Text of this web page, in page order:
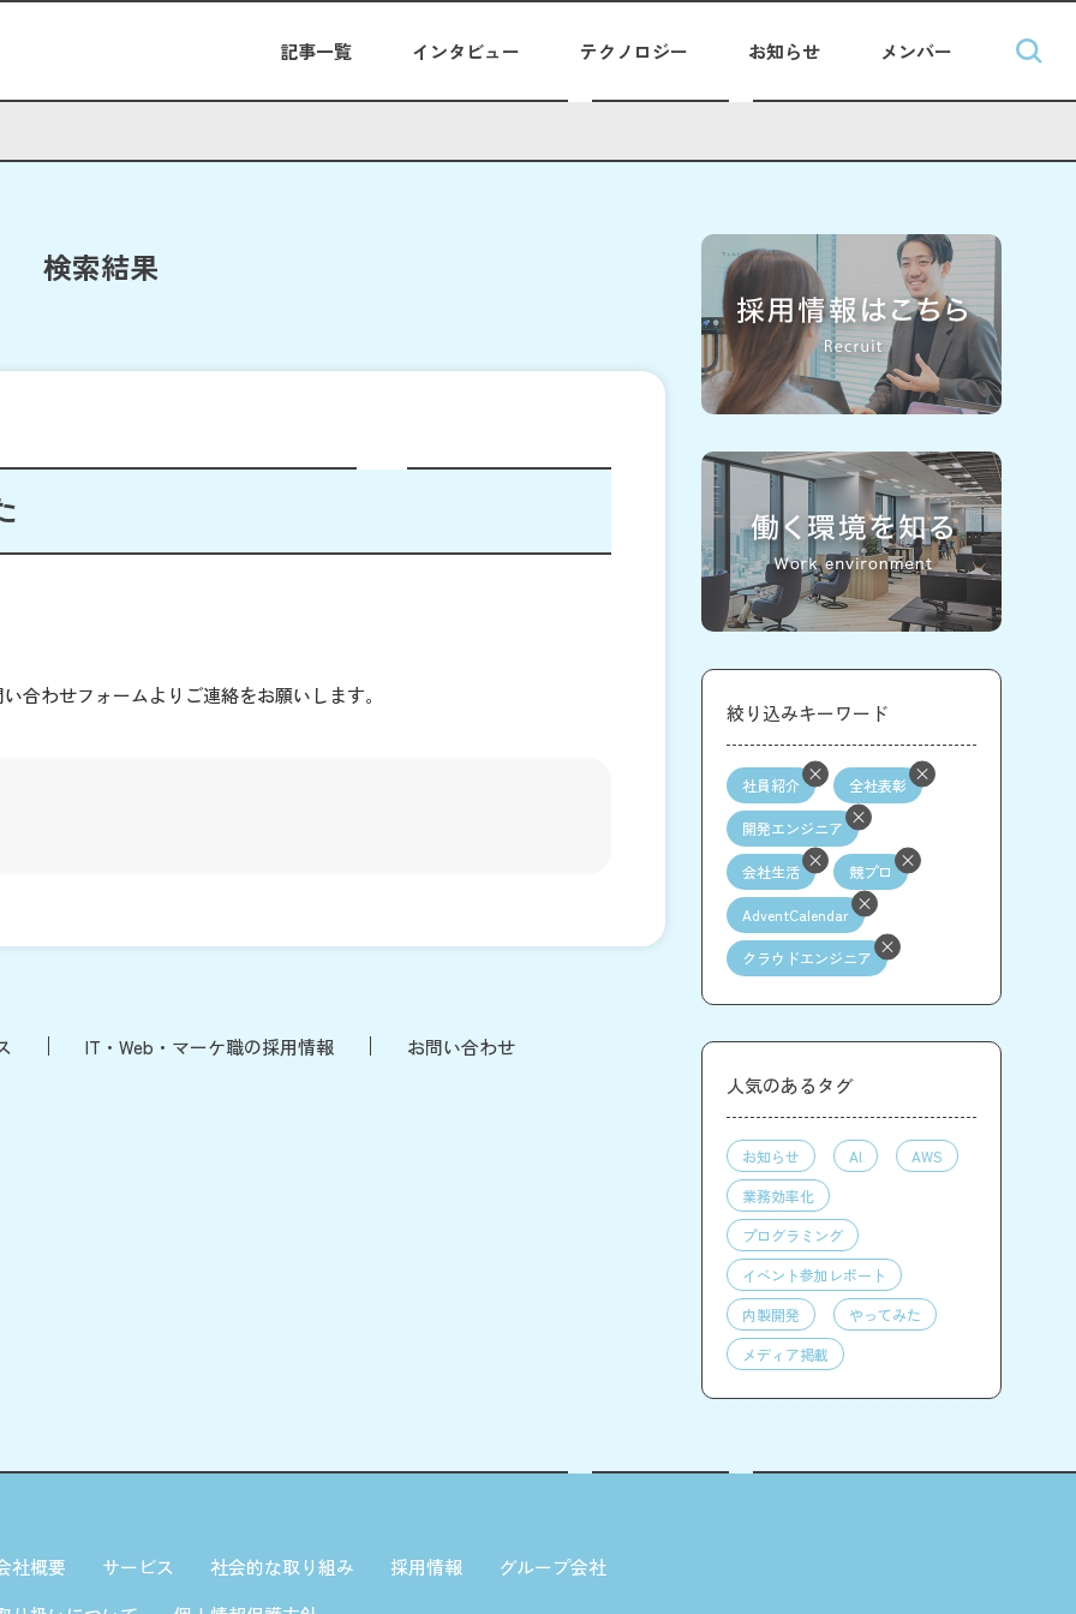
記事一覧 インタビュー テクノロジー お知らせ メンバー
検索結果
合わせフォームよりご連絡をお願いします。
IT・Web・マーケ職の採用情報 お問い合わせ
絞り込みキーワード
社員紹介 全社表彰
開発エンジニア
会社生活 競プロ
AdventCalendar
クラウドエンジニア
人気のあるタグ
お知らせ AI
AWS
業務効率化
プログラミング
イベント参加レポート
内製開発
やってみた
メディア掲載
社概要 サービス 社会的な取り組み 採用情報
グループ会社